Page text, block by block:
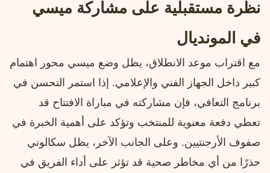
نظرة مستقبلية على مشاركة ميسي
في المونديال
مع اقتراب موعد الانطلاق، يظل وضع ميسي محور اهتمام
كبير داخل الجهاز الفني والإعلامي. إذا استمر التحسن في
برنامج التعافي، فإن مشاركته في مباراة الافتتاح قد
تعطي دفعة معنوية للمنتخب وتؤكد على أهمية الخبرة في
صفوف الأرجنتيين. وعلى الجانب الآخر، يظل سكالوني
حذرًا من أي مخاطر صحية قد تؤثر على أداء الفريق في